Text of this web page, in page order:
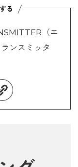
（エ
ンスミッタ